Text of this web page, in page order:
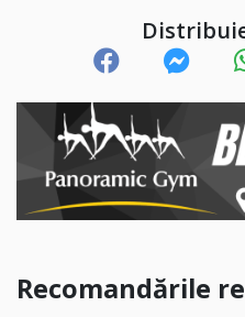
Recomandările